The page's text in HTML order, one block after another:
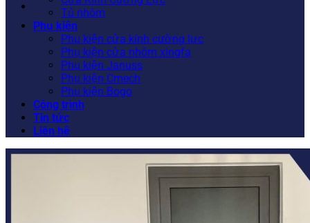
Tủ nhôm
Phụ kiện
Phụ kiện cửa kính cường lực
Phụ kiện cửa nhôm xingfa
Phụ kiện Januss
Phụ kiện Cmech
Phụ kiện Bogo
Công trình
Tin tức
Liên hệ